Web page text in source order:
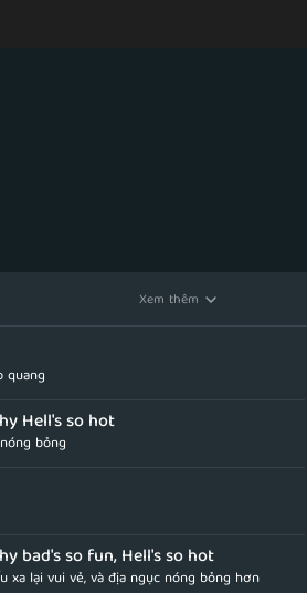
Xem thêm
quang
Hell's so hot
bỏng
bad's so fun, Hell's so hot
xa lại vui vẻ, và địa ngục nóng bỏng hơn